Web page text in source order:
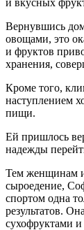
Вернувшись
овощами, это
и фруктов
хранения,
Кроме того,
наступлением
пищи.
Ей пришлось
надежды
Тем женщинам и
сыроедение,
спортом одна
результатов.
сухофруктами и